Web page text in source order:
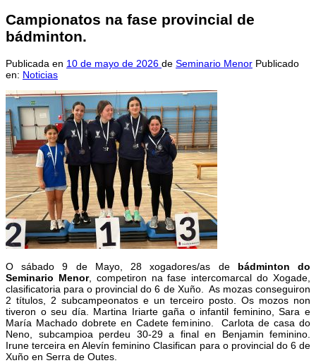
Campionatos na fase provincial de
bádminton.
Publicada en 10 de mayo de 2026 de Seminario Menor Publicado
en: Noticias
O sábado 9 de Mayo, 28 xogadores/as de bádminton do
Seminario Menor, competiron na fase intercomarcal do Xogade,
clasificatoria para o provincial do 6 de Xuño. As mozas conseguiron
2 títulos, 2 subcampeonatos e un terceiro posto. Os mozos non
tiveron o seu día. Martina Iriarte gaña o infantil feminino, Sara e
María Machado dobrete en Cadete feminino. Carlota de casa do
Neno, subcampioa perdeu 30-29 a final en Benjamin feminino.
Irune terceira en Alevín feminino Clasifican para o provincial do 6 de
Xuño en Serra de Outes.